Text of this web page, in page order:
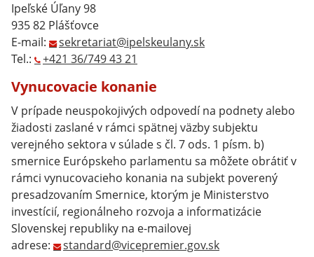
Ipeľské Úľany 98
935 82 Plášťovce
E-mail:
sekretariat@ipelskeulany.sk
Tel.:
+421 36/749 43 21
Vynucovacie konanie
V prípade neuspokojivých odpovedí na podnety alebo
žiadosti zaslané v rámci spätnej väzby subjektu
verejného sektora v súlade s čl. 7 ods. 1 písm. b)
smernice Európskeho parlamentu sa môžete obrátiť v
rámci vynucovacieho konania na subjekt poverený
presadzovaním Smernice, ktorým je Ministerstvo
investícií, regionálneho rozvoja a informatizácie
Slovenskej republiky na e-mailovej
adrese:
standard@vicepremier.gov.sk